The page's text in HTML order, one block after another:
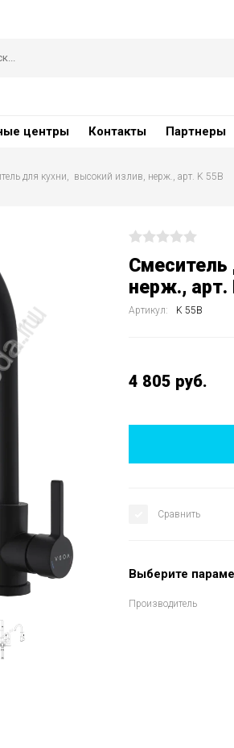
центры Контакты Партнеры
для кухни,  высокий излив, нерж., арт. K 55B
Смеситель
нерж., арт.
Артикул: K 55B
4 805 руб.
Сравнить
Выберите
Производитель